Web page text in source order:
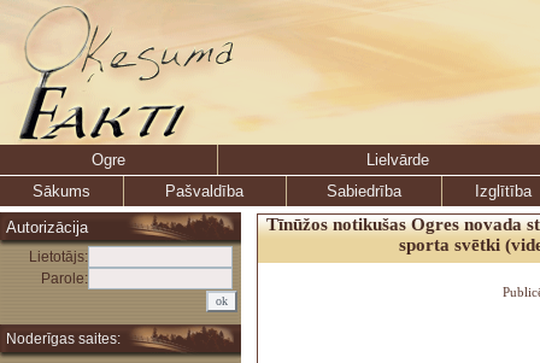
Ogre
Lielvārde
Sākums
Pašvaldība Sabiedrība
Izglītība
Autorizācija
Lietotājs:
Parole:
Noderīgas saites:
Tīnūžos notikušas Ogres novada
sporta svētki